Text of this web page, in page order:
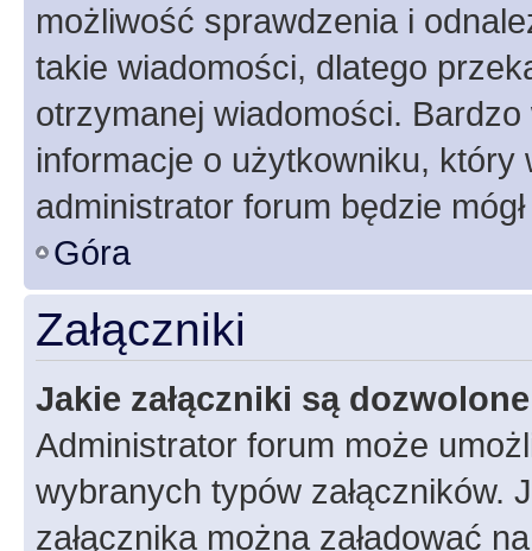
możliwość sprawdzenia i
takie wiadomości, dlatego
otrzymanej wiadomości.
informacje o użytkowniku, który
administrator forum będzie
Góra
Załączniki
Jakie załączniki są
Administrator forum może
wybranych typów załączników.
załącznika można załadować